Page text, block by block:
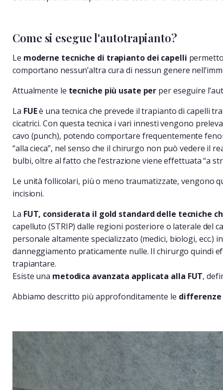
Come si esegue l'autotrapianto?
Le moderne tecniche di trapianto dei capelli
comportano nessun’altra cura di nessun genere
Attualmente le tecniche più usate per per eseguire
La FUEè una tecnica che prevede il trapianto di capelli
cicatrici. Con questa tecnica i vari innesti vengono
cavo (punch), potendo comportare frequentemente
“alla cieca”, nel senso che il chirurgo non può vedere il
bulbi, oltre al fatto che l’estrazione viene effettuata “a
Le unità follicolari, più o meno traumatizzate, vengono
incisioni.
La FUT, considerata il gold standard delle tecniche
capelluto (STRIP) dalle regioni posteriore o laterale del
personale altamente specializzato (medici, biologi,
danneggiamento praticamente nulle. Il chirurgo quindi
trapiantare.
Esiste una metodica avanzata applicata alla FUT,
Abbiamo descritto più approfonditamente le differenze